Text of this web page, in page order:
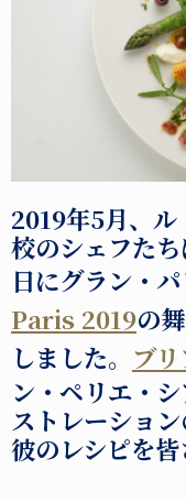
2019年5月、ル
校のシェフた
日にグラン・
Paris 2019の
しました。 ブ
ン・ペリエ・
ストレーショ
彼のレシピを皆